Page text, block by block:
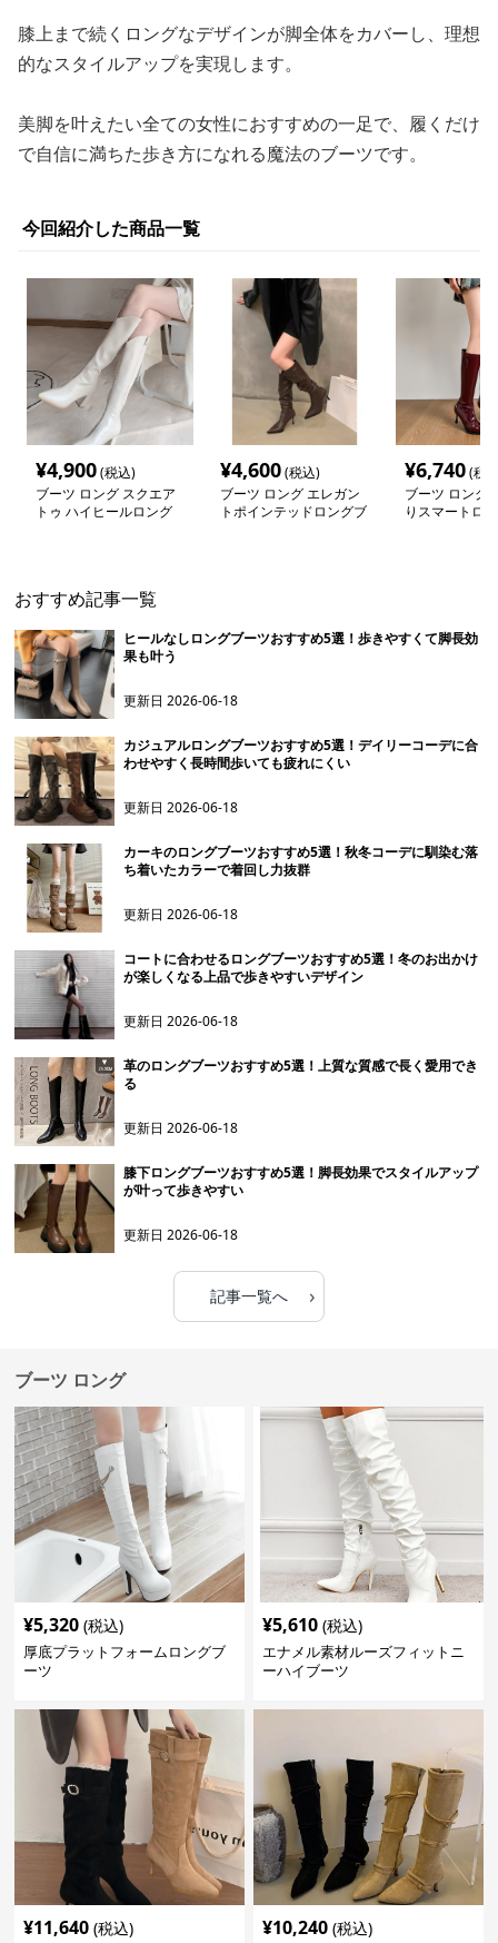
膝上まで続くロングなデザインが脚全体をカバーし、理想
的なスタイルアップを実現します。
美脚を叶えたい全ての女性におすすめの一足で、履くだけ
で自信に満ちた歩き方になれる魔法のブーツです。
今回紹介した商品一覧
¥4,900(税込)
ブーツ ロング スクエア
トゥ ハイヒールロング
¥4,600(税込)
ブーツ ロング エレガン
トポインテッドロングブ
¥6,740(税
ブーツ ロング
りスマートロ
おすすめ記事一覧
ヒールなしロングブーツおすすめ5選！歩きやすくて脚長効
果も叶う
更新日2026-06-18
カジュアルロングブーツおすすめ5選！デイリーコーデに合
わせやすく長時間歩いても疲れにくい
更新日2026-06-18
カーキのロングブーツおすすめ5選！秋冬コーデに馴染む落
ち着いたカラーで着回し力抜群
更新日2026-06-18
コートに合わせるロングブーツおすすめ5選！冬のお出かけ
が楽しくなる上品で歩きやすいデザイン
更新日2026-06-18
革のロングブーツおすすめ5選！上質な質感で長く愛用でき
る
更新日2026-06-18
膝下ロングブーツおすすめ5選！脚長効果でスタイルアップ
が叶って歩きやすい
更新日2026-06-18
記事一覧へ ›
ブーツ ロング
¥5,320 (税込)
厚底プラットフォームロングブ
ーツ
¥5,610 (税込)
エナメル素材ルーズフィットニ
ーハイブーツ
¥11,640 (税込) ¥10,240 (税込)